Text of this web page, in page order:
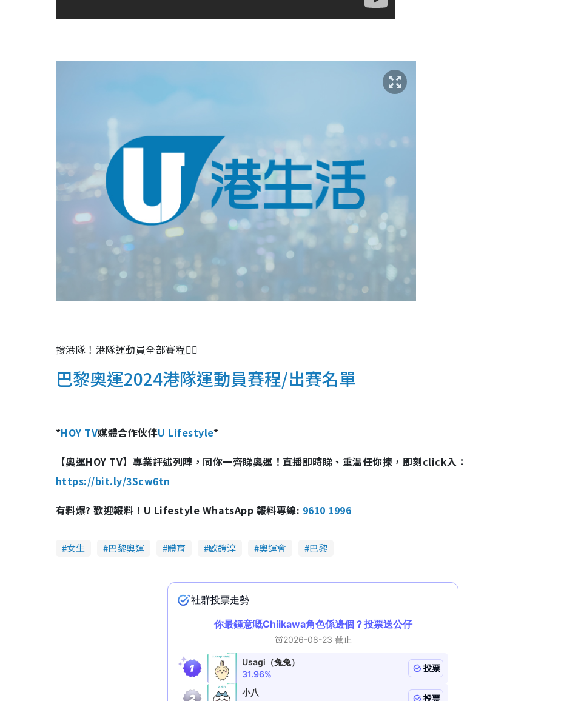
撐港隊！港隊運動員全部賽程👇🏽
巴黎奧運2024港隊運動員賽程/出賽名單
*HOY TV媒體合作伙伴U Lifestyle*
【奧運HOY TV】專業評述列陣，同你一齊睇奧運！直播即時睇、重溫任你揀，即刻click入：
https://bit.ly/3Scw6tn
有料爆? 歡迎報料！U Lifestyle WhatsApp 報料專線: 9610 1996
女生 巴黎奧運 體育 歐鎧淳 奧運會 巴黎